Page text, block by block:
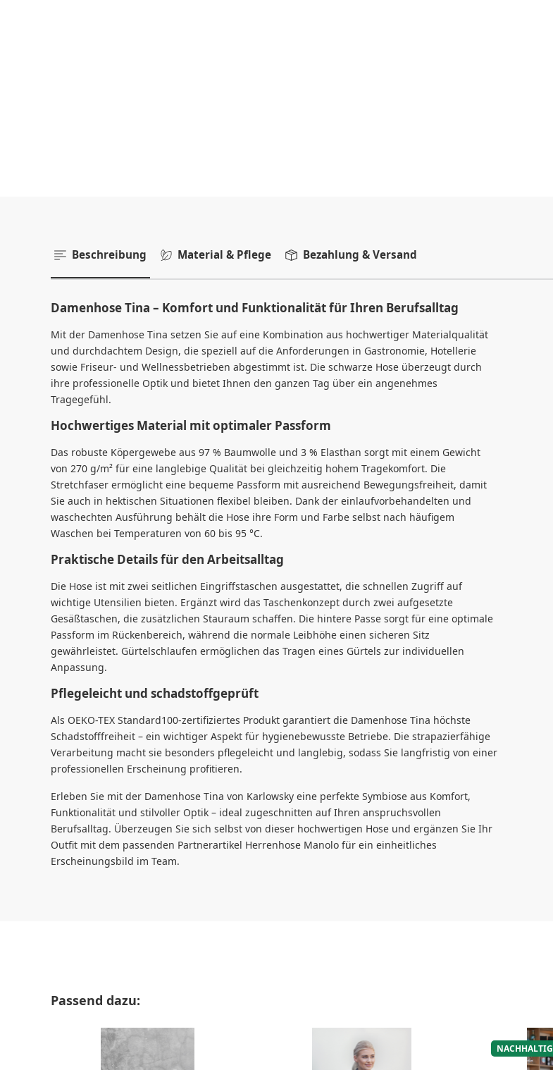
Beschreibung Material & Pflege Bezahlung & Versand
Damenhose Tina – Komfort und Funktionalität für Ihren Berufsalltag
Mit der Damenhose Tina setzen Sie auf eine Kombination aus hochwertiger Materialqualität
und durchdachtem Design, die speziell auf die Anforderungen in Gastronomie, Hotellerie
sowie Friseur- und Wellnessbetrieben abgestimmt ist. Die schwarze Hose überzeugt durch
ihre professionelle Optik und bietet Ihnen den ganzen Tag über ein angenehmes
Tragegefühl.
Hochwertiges Material mit optimaler Passform
Das robuste Köpergewebe aus 97 % Baumwolle und 3 % Elasthan sorgt mit einem Gewicht
von 270 g/m² für eine langlebige Qualität bei gleichzeitig hohem Tragekomfort. Die
Stretchfaser ermöglicht eine bequeme Passform mit ausreichend Bewegungsfreiheit, damit
Sie auch in hektischen Situationen flexibel bleiben. Dank der einlaufvorbehandelten und
waschechten Ausführung behält die Hose ihre Form und Farbe selbst nach häufigem
Waschen bei Temperaturen von 60 bis 95 °C.
Praktische Details für den Arbeitsalltag
Die Hose ist mit zwei seitlichen Eingriffstaschen ausgestattet, die schnellen Zugriff auf
wichtige Utensilien bieten. Ergänzt wird das Taschenkonzept durch zwei aufgesetzte
Gesäßtaschen, die zusätzlichen Stauraum schaffen. Die hintere Passe sorgt für eine optimale
Passform im Rückenbereich, während die normale Leibhöhe einen sicheren Sitz
gewährleistet. Gürtelschlaufen ermöglichen das Tragen eines Gürtels zur individuellen
Anpassung.
Pflegeleicht und schadstoffgeprüft
Als OEKO-TEX Standard100-zertifiziertes Produkt garantiert die Damenhose Tina höchste
Schadstofffreiheit – ein wichtiger Aspekt für hygienebewusste Betriebe. Die strapazierfähige
Verarbeitung macht sie besonders pflegeleicht und langlebig, sodass Sie langfristig von einer
professionellen Erscheinung profitieren.
Erleben Sie mit der Damenhose Tina von Karlowsky eine perfekte Symbiose aus Komfort,
Funktionalität und stilvoller Optik – ideal zugeschnitten auf Ihren anspruchsvollen
Berufsalltag. Überzeugen Sie sich selbst von dieser hochwertigen Hose und ergänzen Sie Ihr
Outfit mit dem passenden Partnerartikel Herrenhose Manolo für ein einheitliches
Erscheinungsbild im Team.
Produktgalerie überspringen
Passend dazu:
NACHHALTIG